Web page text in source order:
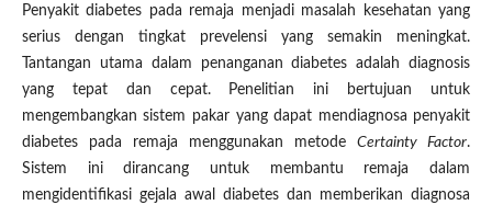
Penyakit diabetes pada remaja menjadi masalah kesehatan yang
serius dengan tingkat prevelensi yang semakin meningkat.
Tantangan utama dalam penanganan diabetes adalah diagnosis
yang tepat dan cepat. Penelitian ini bertujuan untuk
mengembangkan sistem pakar yang dapat mendiagnosa penyakit
diabetes pada remaja menggunakan metodeCertainty Factor.
Sistem ini dirancang untuk membantu remaja dalam
mengidentifikasi gejala awal diabetes dan memberikan diagnosa